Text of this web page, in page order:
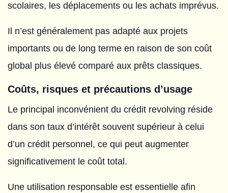
scolaires, les déplacements ou les achats imprévus.
Il n’est généralement pas adapté aux projets
importants ou de long terme en raison de son coût
global plus élevé comparé aux prêts classiques.
Coûts, risques et précautions d’usage
Le principal inconvénient du crédit revolving réside
dans son taux d’intérêt souvent supérieur à celui
d’un crédit personnel, ce qui peut augmenter
significativement le coût total.
Une utilisation responsable est essentielle afin